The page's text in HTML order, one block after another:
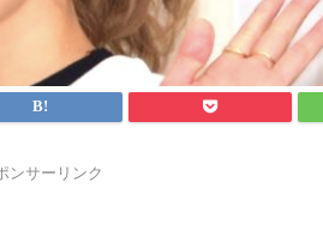
ンサーリンク